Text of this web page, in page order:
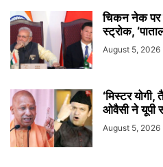
चिकन नेक पर
स्ट्रोक,
August 5, 2026
‘मिस्टर
ओवैसी ने यूपी
August 5, 2026